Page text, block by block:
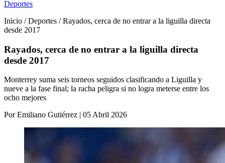
Deportes
Inicio / Deportes / Rayados, cerca de no entrar a la liguilla directa
desde 2017
Rayados, cerca de no entrar a la liguilla directa
desde 2017
Monterrey suma seis torneos seguidos clasificando a Liguilla y
nueve a la fase final; la racha peligra si no logra meterse entre los
ocho mejores
Por Emiliano Gutiérrez | 05 Abril 2026